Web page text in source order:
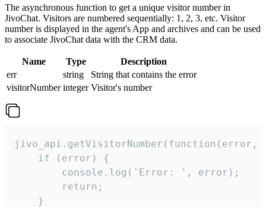
The asynchronous function to get a unique visitor number in
JivoChat. Visitors are numbered sequentially: 1, 2, 3, etc. Visitor
number is displayed in the agent's App and archives and can be used
to associate JivoChat data with the CRM data.
Name Type
Description
err
string
String that contains the error
visitorNumber integer Visitor's number
jivo_api.getVisitorNumber(function(error,
    if (error) {
        console.log('Error: ', error);
        return;
    }